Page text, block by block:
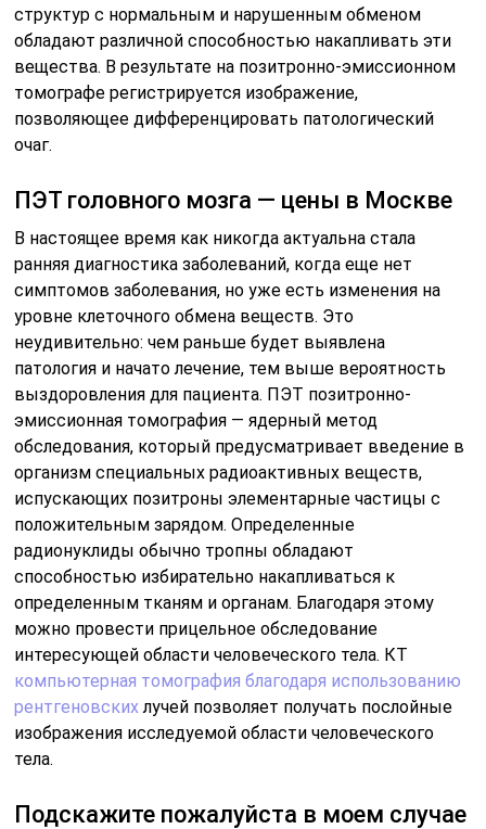
структур с нормальным и нарушенным обменом
обладают различной способностью накапливать эти
вещества. В результате на позитронно-эмиссионном
томографе регистрируется изображение,
позволяющее дифференцировать патологический
очаг.
ПЭТ головного мозга — цены в Москве
В настоящее время как никогда актуальна стала
ранняя диагностика заболеваний, когда еще нет
симптомов заболевания, но уже есть изменения на
уровне клеточного обмена веществ. Это
неудивительно: чем раньше будет выявлена
патология и начато лечение, тем выше вероятность
выздоровления для пациента. ПЭТ позитронно-
эмиссионная томография — ядерный метод
обследования, который предусматривает введение в
организм специальных радиоактивных веществ,
испускающих позитроны элементарные частицы с
положительным зарядом. Определенные
радионуклиды обычно тропны обладают
способностью избирательно накапливаться к
определенным тканям и органам. Благодаря этому
можно провести прицельное обследование
интересующей области человеческого тела. КТ
компьютерная томография благодаря использованию
рентгеновскихлучей позволяет получать послойные
изображения исследуемой области человеческого
тела.
Подскажите пожалуйста в моем случае